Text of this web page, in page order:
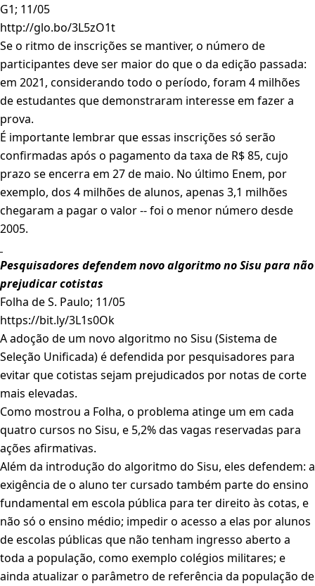
G1; 11/05
http://glo.bo/3L5zO1t
Se o ritmo de inscrições se mantiver, o número de
participantes deve ser maior do que o da edição passada:
em 2021, considerando todo o período, foram 4 milhões
de estudantes que demonstraram interesse em fazer a
prova.
É importante lembrar que essas inscrições só serão
confirmadas após o pagamento da taxa de R$ 85, cujo
prazo se encerra em 27 de maio. No último Enem, por
exemplo, dos 4 milhões de alunos, apenas 3,1 milhões
chegaram a pagar o valor -- foi o menor número desde
2005.
Pesquisadores defendem novo algoritmo no Sisu para não
prejudicar cotistas
Folha de S. Paulo; 11/05
https://bit.ly/3L1s0Ok
A adoção de um novo algoritmo no Sisu (Sistema de
Seleção Unificada) é defendida por pesquisadores para
evitar que cotistas sejam prejudicados por notas de corte
mais elevadas.
Como mostrou a Folha, o problema atinge um em cada
quatro cursos no Sisu, e 5,2% das vagas reservadas para
ações afirmativas.
Além da introdução do algoritmo do Sisu, eles defendem: a
exigência de o aluno ter cursado também parte do ensino
fundamental em escola pública para ter direito às cotas, e
não só o ensino médio; impedir o acesso a elas por alunos
de escolas públicas que não tenham ingresso aberto a
toda a população, como exemplo colégios militares; e
ainda atualizar o parâmetro de referência da população de